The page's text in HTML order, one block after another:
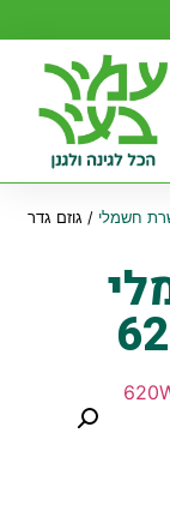
חשמלי / גוזם גדר